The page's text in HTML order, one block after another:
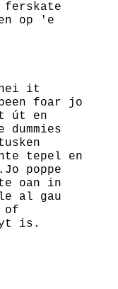
op 'e
nei it
foar jo
út en
tepel en
poppe
oan in
al gau
of
is.